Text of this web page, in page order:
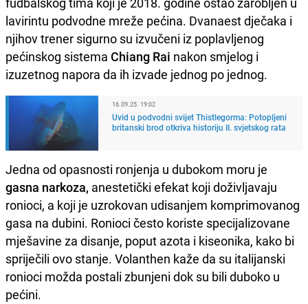
lavirintu podvodne mreže pećina. Dvanaest dječaka i
njihov trener sigurno su izvučeni iz poplavljenog
pećinskog sistema Chiang Rai nakon smjelog i
izuzetnog napora da ih izvade jednog po jednog.
16.09.25. 19:02
Uvid u podvodni svijet Thistlegorma: Potopljeni
britanski brod otkriva historiju II. svjetskog rata
Jedna od opasnosti ronjenja u dubokom moru je
gasna narkoza, anestetički efekat koji doživljavaju
ronioci, a koji je uzrokovan udisanjem komprimovanog
gasa na dubini. Ronioci često koriste specijalizovane
mješavine za disanje, poput azota i kiseonika, kako bi
spriječili ovo stanje. Volanthen kaže da su italijanski
ronioci možda postali zbunjeni dok su bili duboko u
pećini.